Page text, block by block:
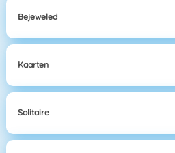
Bejeweled
Kaarten
Solitaire